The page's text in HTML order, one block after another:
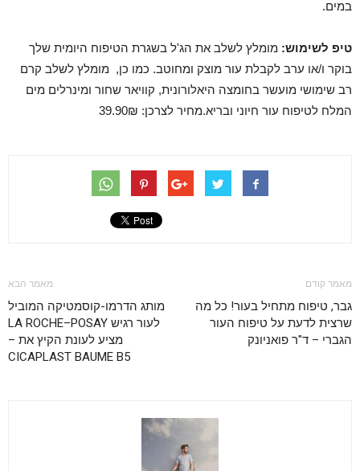
במים.
טיפ לשימוש: מומלץ לשלב את הג'ל בשגרת הטיפוח היומית שלך
בוקר ו/או ערב לקבלת עור מוצק ומחוטב. כמו כן, מומלץ לשלב קרם
רב שימושי מועשר בחומצה היאלורונית, קוויאר שחור ומינרלים מים
המלח לטיפוח עור חיוני ובריא.מחיר לצרכן: 39.90₪
מאמר קודם
גבר, טיפוח מתחיל בעור! כל מה
שרצית לדעת על טיפוח העור
הגברי – ד"ר פואניונק
מאמר הבא
מותג הדרמו-קוסמטיקה המוביל
לעור רגיש LA ROCHE–POSAY
מציע לעונת הקיץ את –
CICAPLAST BAUME B5